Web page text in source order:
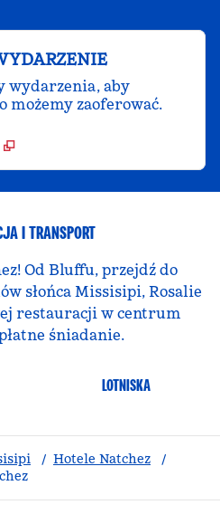
wydarzenia, aby
możemy zaoferować.
I TRANSPORT
Od Bluffu, przejdź do
słońca Missisipi, Rosalie
restauracji w centrum
śniadanie.
LOTNISKA
/ Hotele Natchez
/